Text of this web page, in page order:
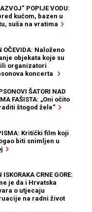
POPIJE VODU:
kućom, bazen u
suša na vratima
OČEVIDA: Naloženo
objekata koje su
organizatori
koncerta
ŠATORI NAD
FAŠISTA: „Oni očito
štogod žele“
Kritički film koji
biti snimljen u
ISKORAKA CRNE GORE:
je da i Hrvatska
o utjecaju
na radni život